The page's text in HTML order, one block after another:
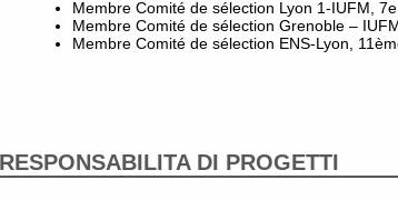
Membre Comité de sélection Lyon 1-IUFM,
Membre Comité de sélection Grenoble –
Membre Comité de sélection ENS-Lyon,
RESPONSABILITA DI PROGETTI